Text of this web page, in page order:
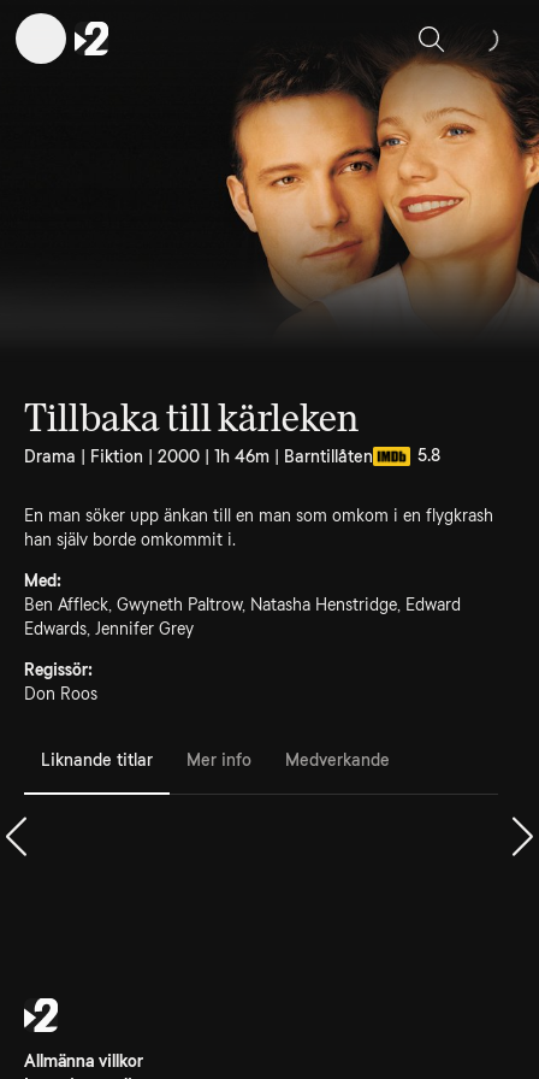
Sök
Tillbaka till kärleken
Drama | Fiktion | 2000 | 1h 46m | Barntillåten 5.8
En man söker upp änkan till en man som omkom i en flygkrash
han själv borde omkommit i.
Med:
Ben Affleck, Gwyneth Paltrow, Natasha Henstridge, Edward
Edwards, Jennifer Grey
Regissör:
Don Roos
Liknande titlar Mer info Medverkande
Allmänna villkor